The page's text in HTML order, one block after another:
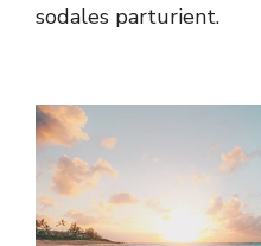
sodales parturient.